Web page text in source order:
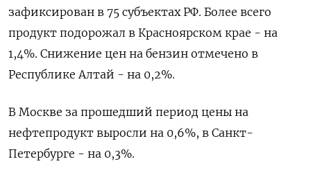
зафиксирован в 75 субъектах РФ. Более всего
продукт подорожал в Красноярском крае - на
1,4%. Снижение цен на бензин отмечено в
Республике Алтай - на 0,2%.
В Москве за прошедший период цены на
нефтепродукт выросли на 0,6%, в Санкт-
Петербурге - на 0,3%.